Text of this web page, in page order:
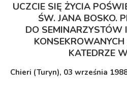
UCZCIE SIĘ ŻYCIA
ŚW. JANA BOSKO.
DO SEMINARZYSTÓW
KATEDRZE
Chieri (Turyn), 03 września